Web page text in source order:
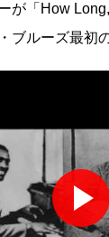
が「How
ブルーズ最初